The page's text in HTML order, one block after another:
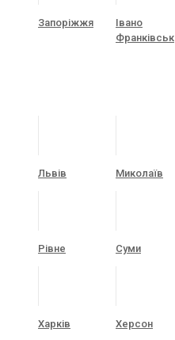
Запоріжжя
Івано
Франківськ
Львів Миколаїв
Рівне Суми
Харків Херсон